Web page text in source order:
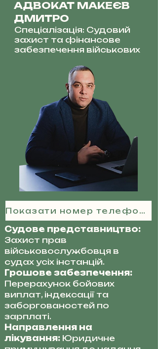
АДВОКАТ МАКЕЄВ
ДМИТРО
Спеціалізація: Судовий
захист та фінансове
забезпечення військових
Показати номер телефону
Судове представництво:
Захист прав
військовослужбовця в
судах усіх інстанцій.
Грошове забезпечення:
Перерахунок бойових
виплат, індексації та
заборгованостей по
зарплаті.
Направлення на
лікування: Юридичне